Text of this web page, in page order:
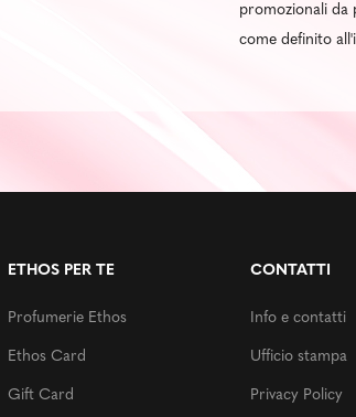
promozionali da
come definito
ETHOS PER TE
Profumerie Ethos
Ethos Card
Gift Card
CONTATTI
Info e contatti
Ufficio stampa
Privacy Policy